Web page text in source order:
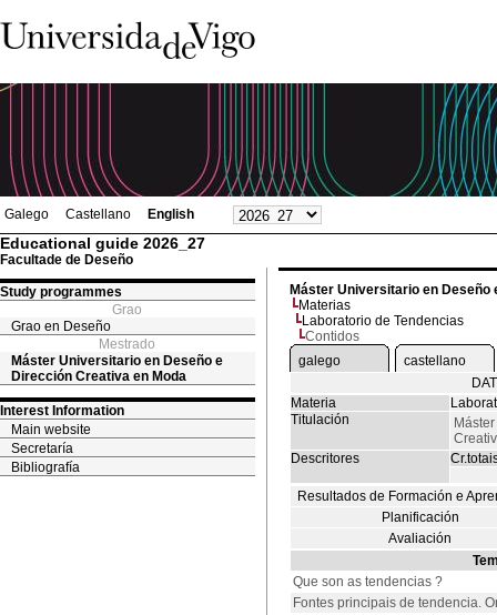
Galego Castellano English
Educational guide 2026_27
Facultade de Deseño
Study programmes
Grao
Grao en Deseño
Mestrado
Máster Universitario en Deseño e
Dirección Creativa en Moda
Interest Information
Main website
Secretaría
Bibliografía
Máster Universitario en Deseño
Materias
Laboratorio de Tendencias
Contidos
galego
castellano
Materia
Titulación
Descritores
Resultados de Formación e
Planificación
Avaliación
Que son as tendencias ?
Fontes principais de tendencia.